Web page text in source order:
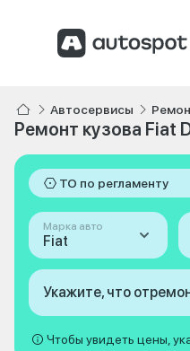
Автосервисы
Ремонт кузова Fiat
ТО по регламенту
Марка авто
Fiat
Укажите, что
Чтобы увидеть цены,